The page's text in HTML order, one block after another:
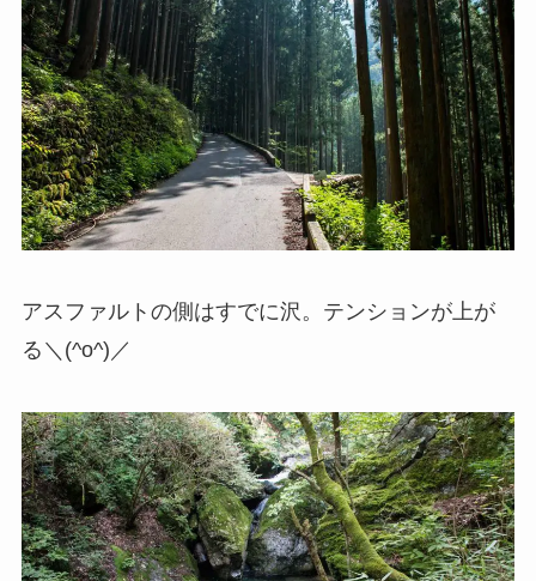
アスファルトの側はすでに沢。テンションが上が
る＼(^o^)／